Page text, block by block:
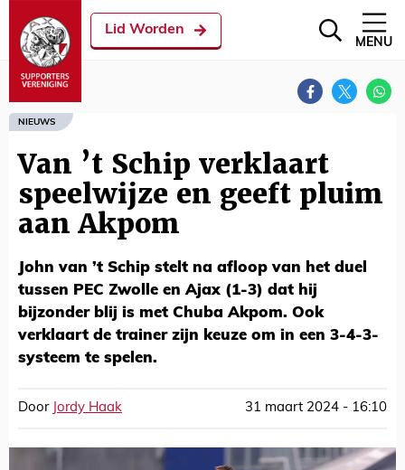
Lid Worden
MENU
NIEUWS
Van ’t Schip verklaart
speelwijze en geeft pluim
aan Akpom
John van ’t Schip stelt na afloop van het duel
tussen PEC Zwolle en Ajax (1-3) dat hij
bijzonder blij is met Chuba Akpom. Ook
verklaart de trainer zijn keuze om in een 3-4-3-
systeem te spelen.
Door Jordy Haak 31 maart 2024 - 16:10